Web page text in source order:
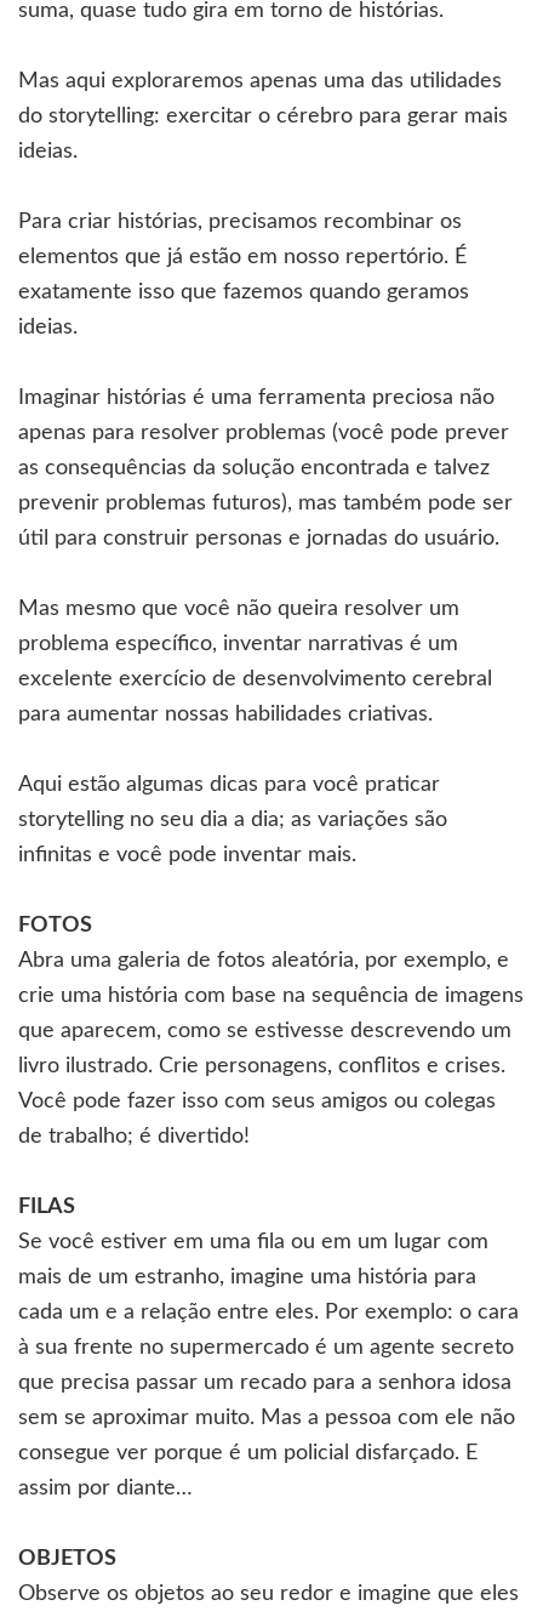
suma, quase tudo gira em torno de histórias.
Mas aqui exploraremos apenas uma das utilidades
do storytelling: exercitar o cérebro para gerar mais
ideias.
Para criar histórias, precisamos recombinar os
elementos que já estão em nosso repertório. É
exatamente isso que fazemos quando geramos
ideias.
Imaginar histórias é uma ferramenta preciosa não
apenas para resolver problemas (você pode prever
as consequências da solução encontrada e talvez
prevenir problemas futuros), mas também pode ser
útil para construir personas e jornadas do usuário.
Mas mesmo que você não queira resolver um
problema específico, inventar narrativas é um
excelente exercício de desenvolvimento cerebral
para aumentar nossas habilidades criativas.
Aqui estão algumas dicas para você praticar
storytelling no seu dia a dia; as variações são
infinitas e você pode inventar mais.
FOTOS
Abra uma galeria de fotos aleatória, por exemplo, e
crie uma história com base na sequência de imagens
que aparecem, como se estivesse descrevendo um
livro ilustrado. Crie personagens, conflitos e crises.
Você pode fazer isso com seus amigos ou colegas
de trabalho; é divertido!
FILAS
Se você estiver em uma fila ou em um lugar com
mais de um estranho, imagine uma história para
cada um e a relação entre eles. Por exemplo: o cara
à sua frente no supermercado é um agente secreto
que precisa passar um recado para a senhora idosa
sem se aproximar muito. Mas a pessoa com ele não
consegue ver porque é um policial disfarçado. E
assim por diante…
OBJETOS
Observe os objetos ao seu redor e imagine que eles